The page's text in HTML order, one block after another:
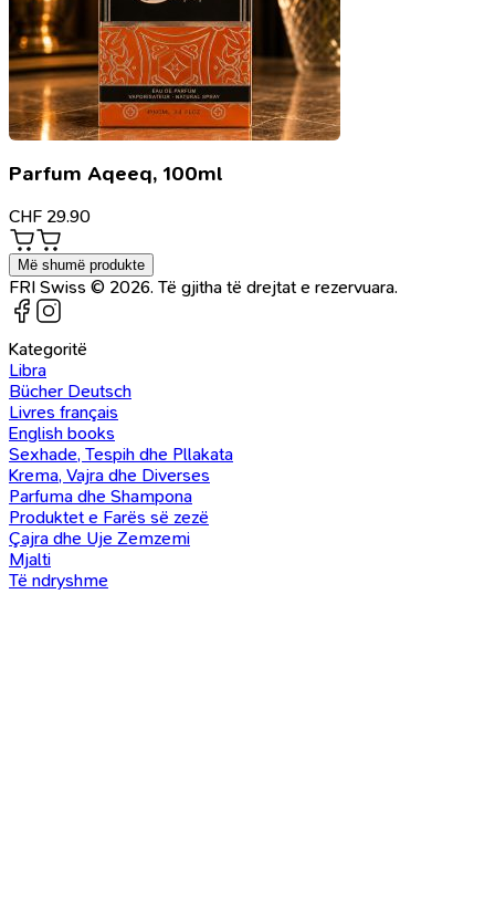
Parfum Aqeeq, 100ml
CHF 29.90
Më shumë produkte
FRI Swiss © 2026. Të gjitha të drejtat e rezervuara.
Kategoritë
Libra
Bücher Deutsch
Livres français
English books
Sexhade, Tespih dhe Pllakata
Krema, Vajra dhe Diverses
Parfuma dhe Shampona
Produktet e Farës së zezë
Çajra dhe Uje Zemzemi
Mjalti
Të ndryshme